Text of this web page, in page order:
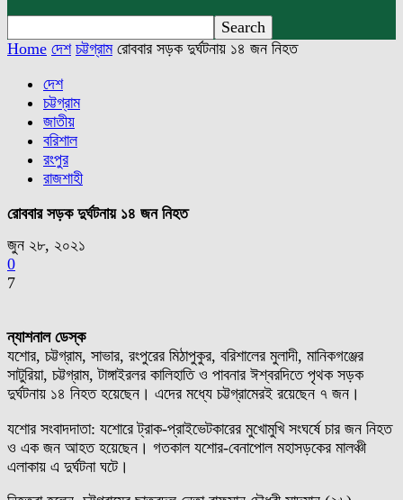
Home দেশ চট্টগ্রাম রোববার সড়ক দুর্ঘটনায় ১৪ জন নিহত
দেশ
চট্টগ্রাম
জাতীয়
বরিশাল
রংপুর
রাজশাহী
রোববার সড়ক দুর্ঘটনায় ১৪ জন নিহত
জুন ২৮, ২০২১
0
7
ন্যাশনাল ডেস্ক
যশোর, চট্টগ্রাম, সাভার, রংপুরের মিঠাপুকুর, বরিশালের মুলাদী, মানিকগঞ্জের
সাটুরিয়া, চট্টগ্রাম, টাঙ্গাইরলর কালিহাতি ও পাবনার ঈশ্বরদিতে পৃথক সড়ক
দুর্ঘটনায় ১৪ নিহত হয়েছেন। এদের মধ্যে চট্টগ্রামেরই রয়েছেন ৭ জন।
যশোর সংবাদদাতা: যশোরে ট্রাক-প্রাইভেটকারের মুখোমুখি সংঘর্ষে চার জন নিহত
ও এক জন আহত হয়েছেন। গতকাল যশোর-বেনাপোল মহাসড়কের মালঞ্চী
এলাকায় এ দুর্ঘটনা ঘটে।